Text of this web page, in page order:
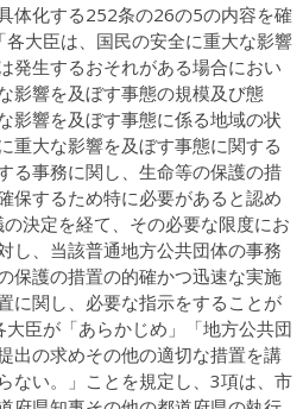
体化する252条の26の5の内容を確
大臣は、国民の安全に重大な影響
発生するおそれがある場合におい
影響を及ぼす事態の規模及び態
影響を及ぼす事態に係る地域の状
重大な影響を及ぼす事態に関する
る事務に関し、生命等の保護の措
保するため特に必要があると認め
決定を経て、その必要な限度にお
し、当該普通地方公共団体の事務
保護の措置の的確かつ迅速な実施
に関し、必要な指示をすることが
臣が「あらかじめ」「地方公共団
出の求めその他の適切な措置を講
ない。」ことを規定し、3項は、市